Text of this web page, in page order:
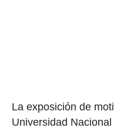
La exposición de
Universidad